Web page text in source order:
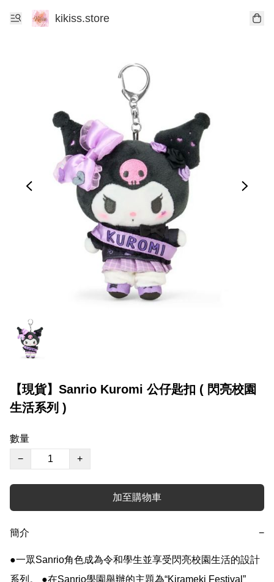
kikiss.store
【現貨】Sanrio Kuromi 公仔匙扣 ( 閃亮校園
生活系列 )
數量
−
+
加至購物車
簡介 −
●一眾Sanrio角色成為令和學生並享受閃亮校園生活的設計
系列。 ●在Sanrio學園舉辦的主題為“Kirameki Festival”